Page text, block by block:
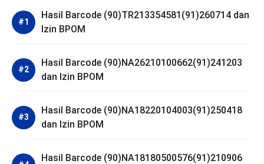
Hasil Barcode (90)TR213354581(91)260714 dan
Izin BPOM
Hasil Barcode (90)NA26210100662(91)241203
dan Izin BPOM
Hasil Barcode (90)NA18220104003(91)250418
dan Izin BPOM
Hasil Barcode (90)NA18180500576(91)210906